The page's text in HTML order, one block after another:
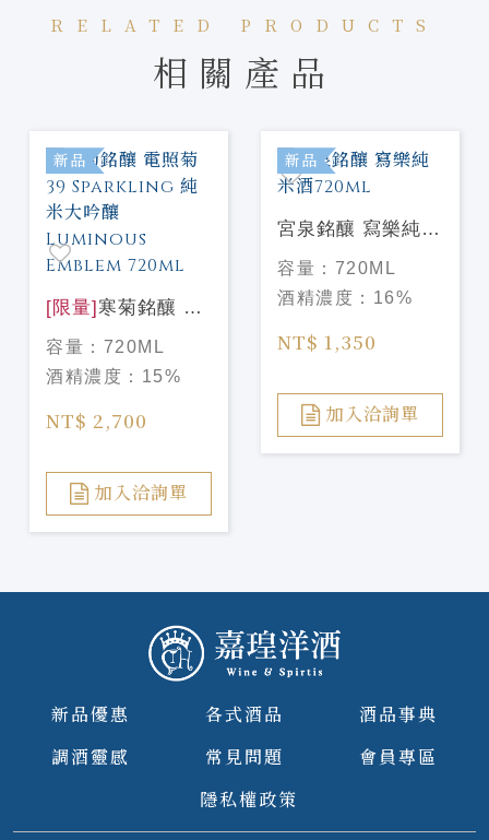
RELATED PRODUCTS
相關產品
新品
[限量] 寒菊銘釀 電
照菊 39 Sparkling
純米大吟釀
Luminous
Emblem 720ml
容量： 720ML
酒精濃度： 15%
NT$ 2,700
加入洽詢單
新品
宮泉銘釀 寫樂純米
酒720ml
容量： 720ML
酒精濃度： 16%
NT$ 1,350
加入洽詢單
新品優惠 各式酒品
酒品事典
調酒靈感
常見問題
會員專區
隱私權政策